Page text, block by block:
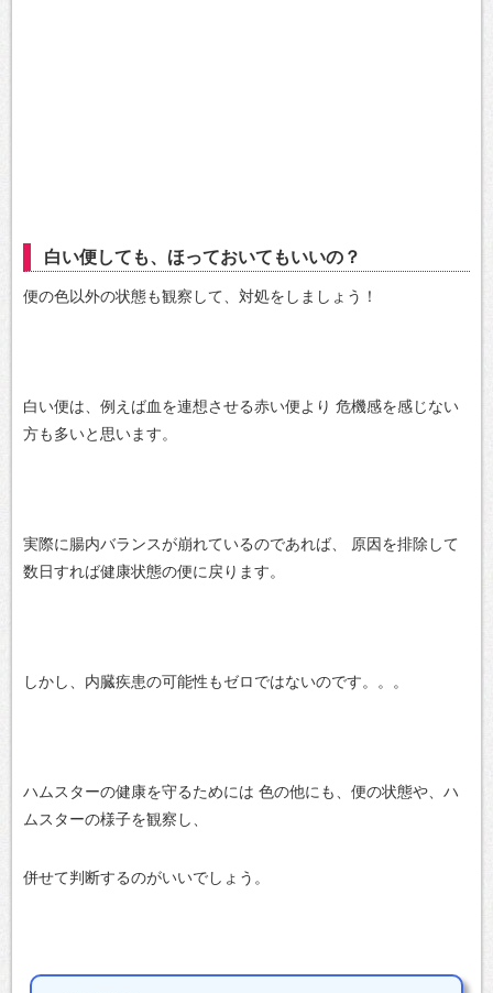
白い便しても、ほっておいてもいいの？
便の色以外の状態も観察して、対処をしましょう！
白い便は、例えば血を連想させる赤い便より 危機感を感じない
方も多いと思います。
実際に腸内バランスが崩れているのであれば、
原因を排除して
数日すれば健康状態の便に戻ります。
しかし、内臓疾患の可能性もゼロではないのです。。。
ハムスターの健康を守るためには 色の他にも、便の状態や、ハ
ムスターの様子を観察し、
併せて判断するのがいいでしょう。